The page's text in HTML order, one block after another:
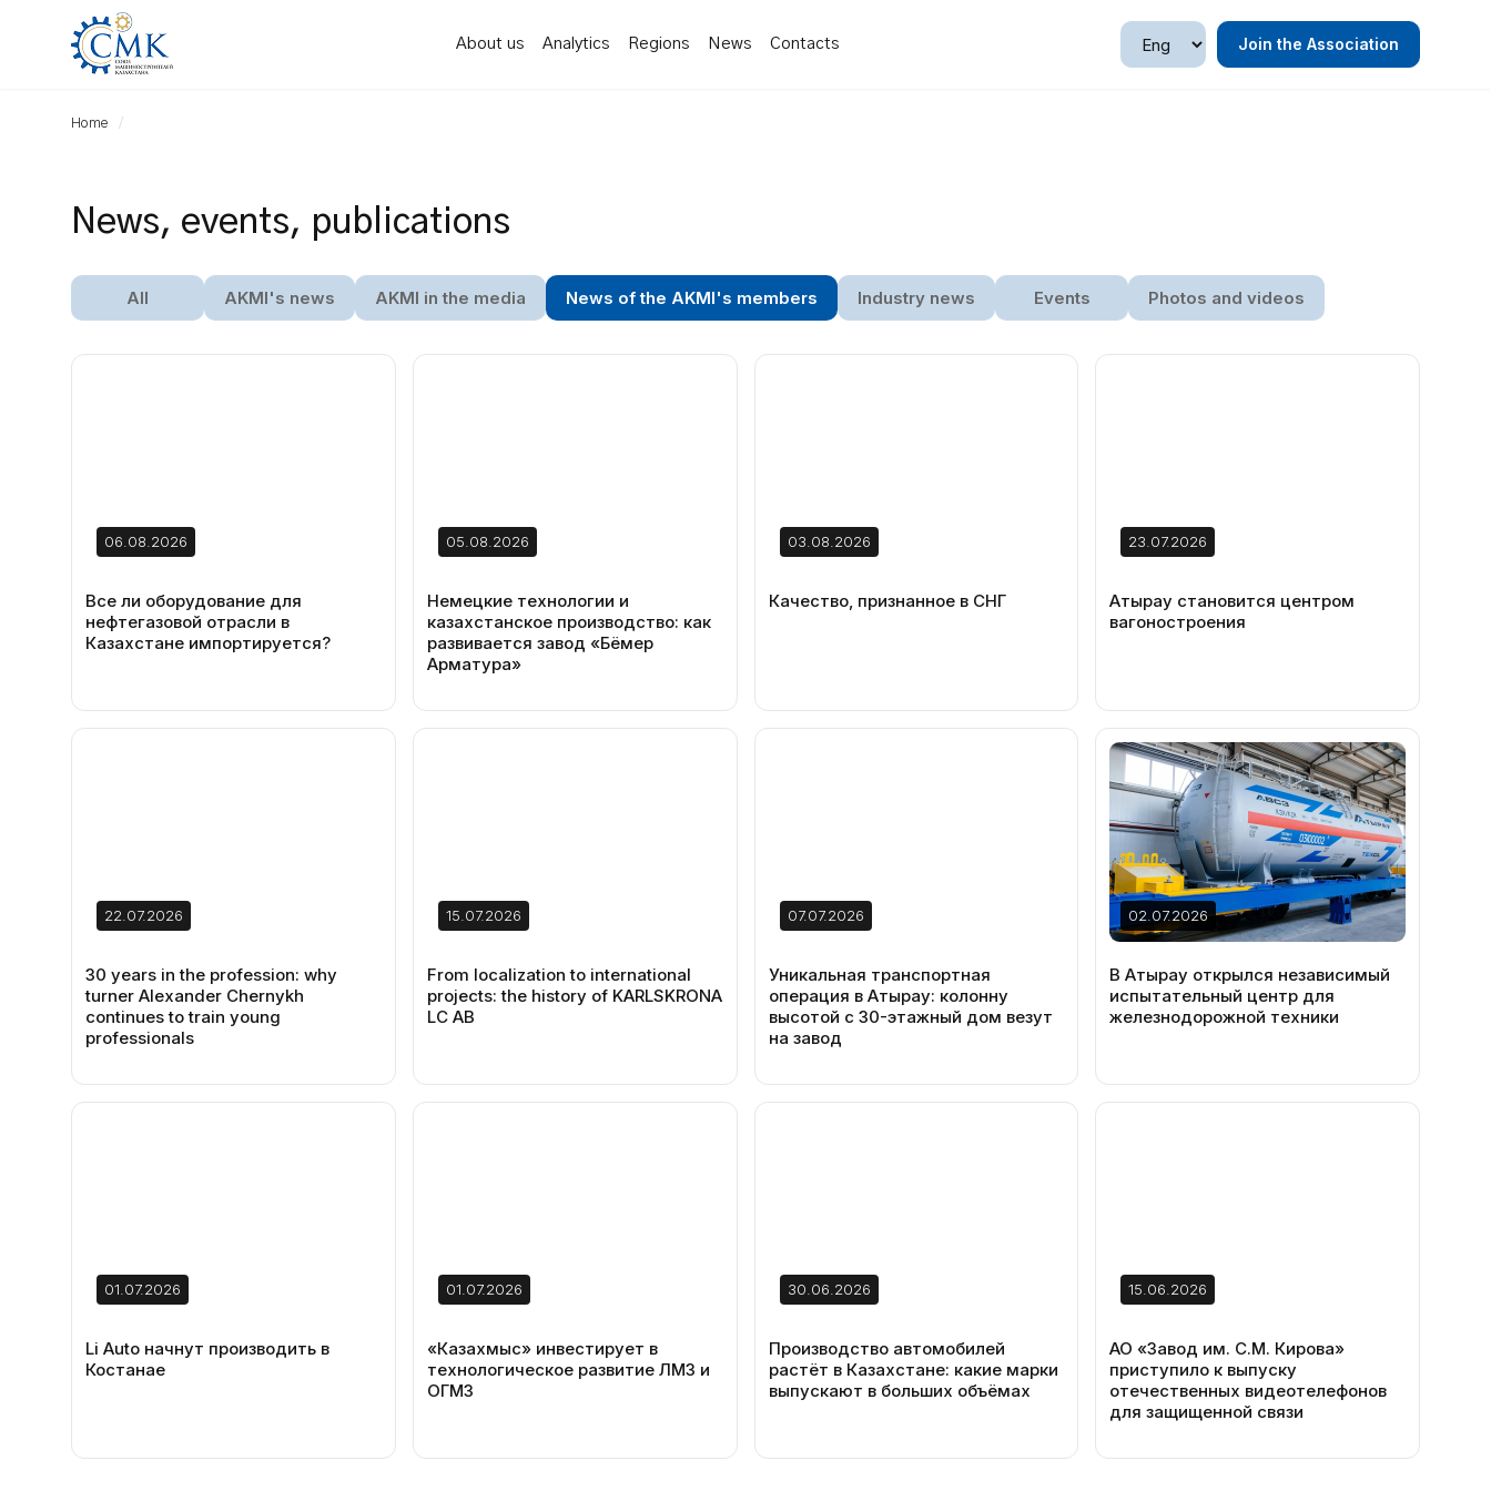
About us Analytics Regions News Contacts Join the Association
Home
News, events, publications
All AKMI's news AKMI in the media News of the AKMI's members Industry news Events Photos and videos
06.08.2026
Все ли оборудование для
нефтегазовой отрасли в
Казахстане импортируется?
05.08.2026
Немецкие технологии и
казахстанское производство: как
развивается завод «Бёмер
Арматура»
03.08.2026
Качество, признанное в СНГ
23.07.2026
Атырау становится центром
вагоностроения
22.07.2026
30 years in the profession: why
turner Alexander Chernykh
continues to train young
professionals
15.07.2026
From localization to international
projects: the history of KARLSKRONA
LC AB
07.07.2026
Уникальная транспортная
операция в Атырау: колонну
высотой с 30-этажный дом везут
на завод
02.07.2026
В Атырау открылся независимый
испытательный центр для
железнодорожной техники
01.07.2026
Li Auto начнут производить в
Костанае
01.07.2026
«Казахмыс» инвестирует в
технологическое развитие ЛМЗ и
ОГМЗ
30.06.2026
Производство автомобилей
растёт в Казахстане: какие марки
выпускают в больших объёмах
15.06.2026
АО «Завод им. С.М. Кирова»
приступило к выпуску
отечественных видеотелефонов
для защищенной связи